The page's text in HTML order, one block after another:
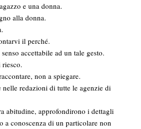
e una donna.
alla donna.
il perché.
accettabile ad un tale gesto.
non a spiegare.
redazioni di tutte le agenzie di
abitudine, approfondirono i dettagli
a conoscenza di un particolare non